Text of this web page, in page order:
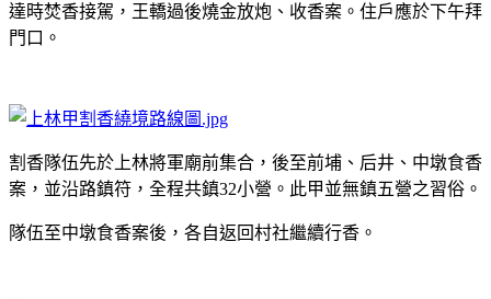
達時焚香接駕，王轎過後燒金放炮、收香案。住戶應於下午拜
門口。
割香隊伍先於上林將軍廟前集合，後至前埔、后井、中墩食香
案，並沿路鎮符，全程共鎮32小營。此甲並無鎮五營之習俗。
隊伍至中墩食香案後，各自返回村社繼續行香。